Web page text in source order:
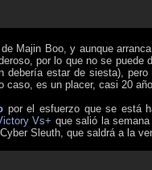
Majin Boo, y aunque
por lo que no se
debería estar de siesta),
caso, es un placer, casi 20
por el esfuerzo que se está
Vs+ que salió la
Sleuth, que saldrá a la